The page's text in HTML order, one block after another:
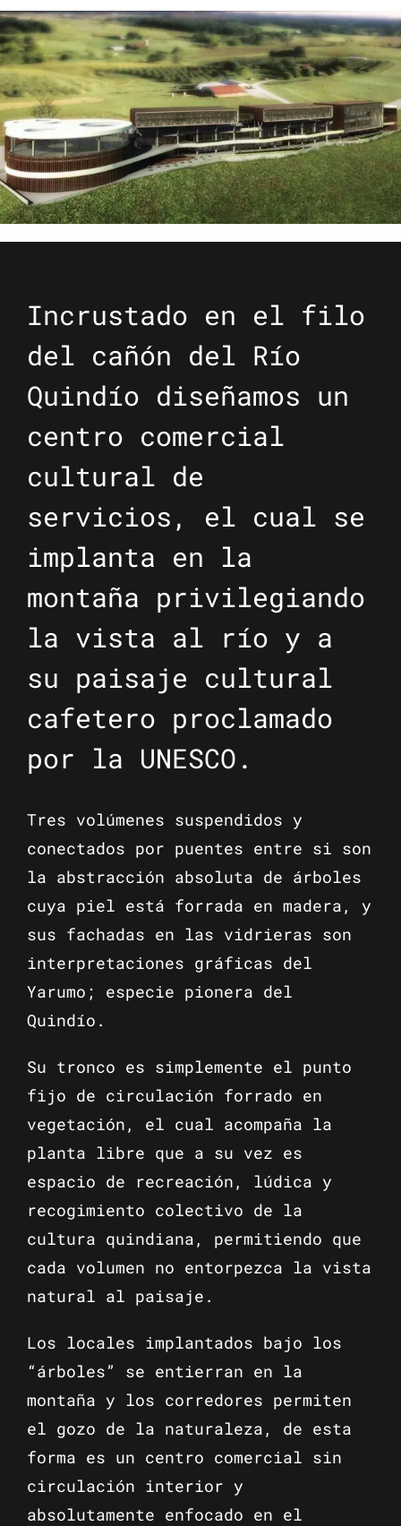
Incrustado en el filo
del cañón del Río
Quindío diseñamos un
centro comercial
cultural de
servicios, el cual se
implanta en la
montaña privilegiando
la vista al río y a
su paisaje cultural
cafetero proclamado
por la UNESCO.
Tres volúmenes suspendidos y
conectados por puentes entre si son
la abstracción absoluta de árboles
cuya piel está forrada en madera, y
sus fachadas en las vidrieras son
interpretaciones gráficas del
Yarumo; especie pionera del
Quindío.
Su tronco es simplemente el punto
fijo de circulación forrado en
vegetación, el cual acompaña la
planta libre que a su vez es
espacio de recreación, lúdica y
recogimiento colectivo de la
cultura quindiana, permitiendo que
cada volumen no entorpezca la vista
natural al paisaje.
Los locales implantados bajo los
“árboles” se entierran en la
montaña y los corredores permiten
el gozo de la naturaleza, de esta
forma es un centro comercial sin
circulación interior y
absolutamente enfocado en el